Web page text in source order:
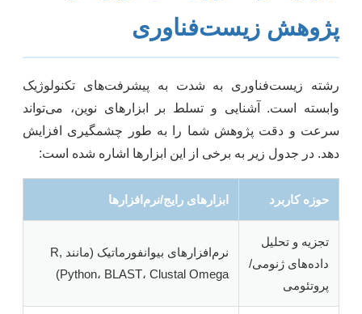
پژوهش زیست‌فناوری
رشته زیست‌فناوری به شدت به پیشرفت‌های تکنولوژیک
وابسته است. آشنایی و تسلط بر ابزارهای نوین، می‌تواند
سرعت و دقت پژوهش شما را به طور چشمگیری افزایش
دهد. در جدول زیر به برخی از این ابزارها اشاره شده است:
حوزه کاربرد ابزارهای رایج/نرم‌افزارها
تجزیه و تحلیل
داده‌های ژنومی/
پروتئومی
نرم‌افزارهای بیوانفورماتیک (مانند R,
Python، BLAST، Clustal Omega)